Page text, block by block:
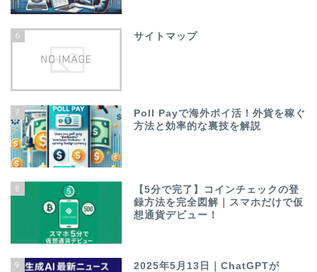
6 サイトマップ
7
Poll Payで海外ポイ活！外貨を稼ぐ
方法と効率的な裏技を解説
8
【5分で完了】コインチェックの登
録方法を完全図解｜スマホだけで仮
想通貨デビュー！
9
2025年5月13日｜ChatGPTが